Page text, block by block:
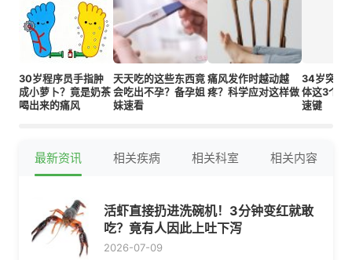
30岁程序员手指肿
成小萝卜？竟是奶茶
喝出来的痛风
天天吃的这些东西竟
会吃出不孕？备孕姐
妹速看
痛风发作时越动越
疼？科学应对这样做
34岁突然
体这3个年
速键
最新资讯 相关疾病 相关科室 相关内容
活虾直接扔进洗碗机！3分钟变红就敢
吃？竟有人因此上吐下泻
2026-07-09